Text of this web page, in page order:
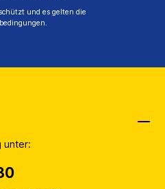
und es gelten die
unter: